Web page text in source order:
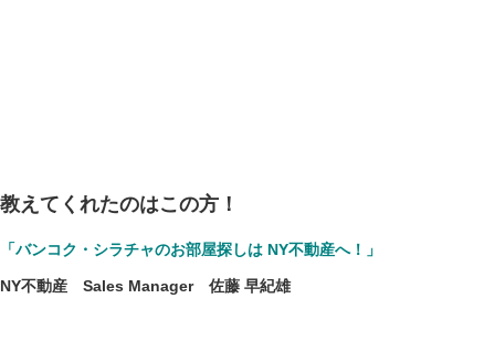
教えてくれたのはこの方！
「バンコク・シラチャのお部屋探しは NY不動産へ！」
NY不動産 Sales Manager 佐藤 早紀雄